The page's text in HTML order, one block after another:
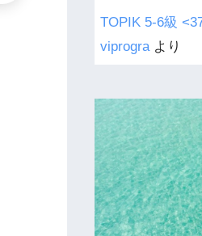
TOPIK 5-6級
viprograより